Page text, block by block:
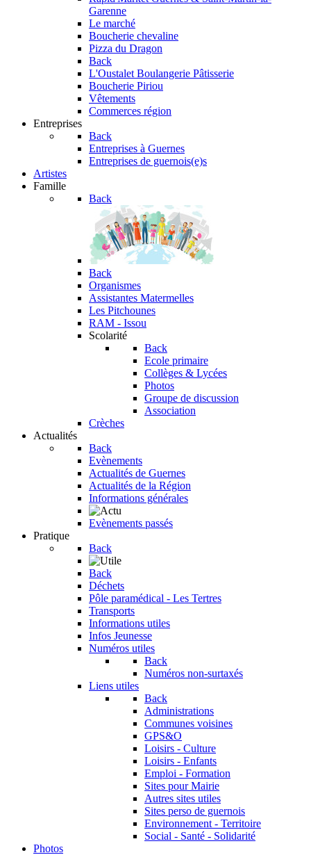
Garenne
Le marché
Boucherie chevaline
Pizza du Dragon
Back
L'Oustalet Boulangerie Pâtisserie
Boucherie Piriou
Vêtements
Commerces région
Entreprises
Back
Entreprises à Guernes
Entreprises de guernois(e)s
Artistes
Famille
Back
Back
Organismes
Assistantes Matermelles
Les Pitchounes
RAM - Issou
Scolarité
Back
Ecole primaire
Collèges & Lycées
Photos
Groupe de discussion
Association
Crèches
Actualités
Back
Evènements
Actualités de Guernes
Actualités de la Région
Informations générales
Evènements passés
Pratique
Back
Back
Déchets
Pôle paramédical - Les Tertres
Transports
Informations utiles
Infos Jeunesse
Numéros utiles
Back
Numéros non-surtaxés
Liens utiles
Back
Administrations
Communes voisines
GPS&O
Loisirs - Culture
Loisirs - Enfants
Emploi - Formation
Sites pour Mairie
Autres sites utiles
Sites perso de guernois
Environnement - Territoire
Social - Santé - Solidarité
Photos